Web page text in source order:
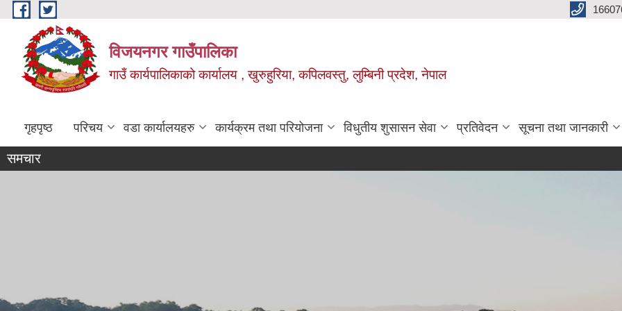
Skip to main content
विजयनगर गाउँपालिका
गाउँ कार्यपालिकाको कार्यालय , खुरुहुरिया, कपिलवस्तु, लुम्बिनी प्रदेश, नेपाल
गृहपृष्ठ परिचय वडा कार्यालयहरु कार्यक्रम तथा परियोजना विधुतीय शुसासन सेवा प्रतिवेदन सूचना तथा जानकारी
समचार